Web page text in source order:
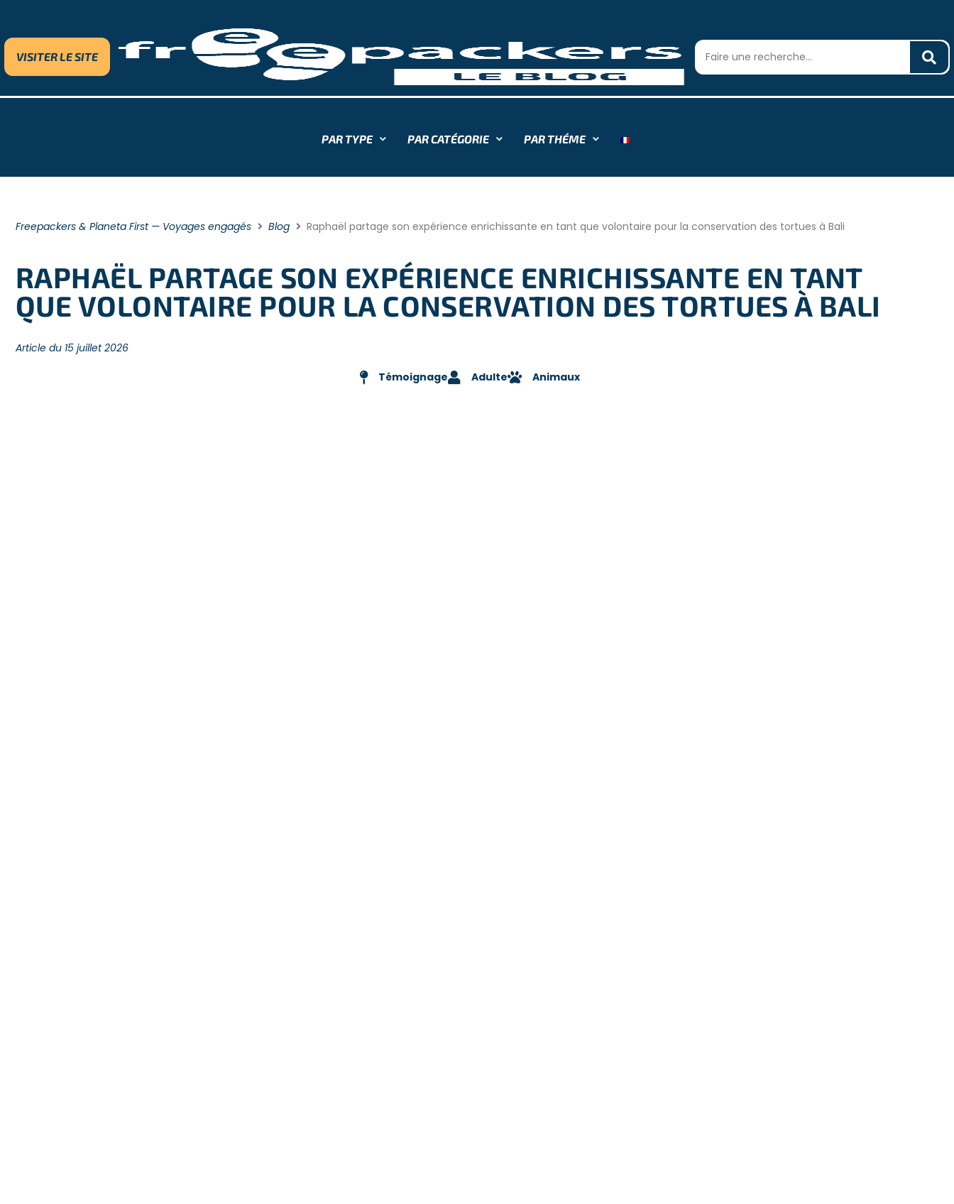
VISITER LE SITE
PAR TYPE PAR CATÉGORIE PAR THÉME
Freepackers & Planeta First — Voyages engagés Blog Raphaël partage son expérience enrichissante en tant que volontaire pour la conservation des tortues à Bali
RAPHAËL PARTAGE SON EXPÉRIENCE ENRICHISSANTE EN TANT
QUE VOLONTAIRE POUR LA CONSERVATION DES TORTUES À BALI
Article du 15 juillet 2026
Témoignage Adulte Animaux